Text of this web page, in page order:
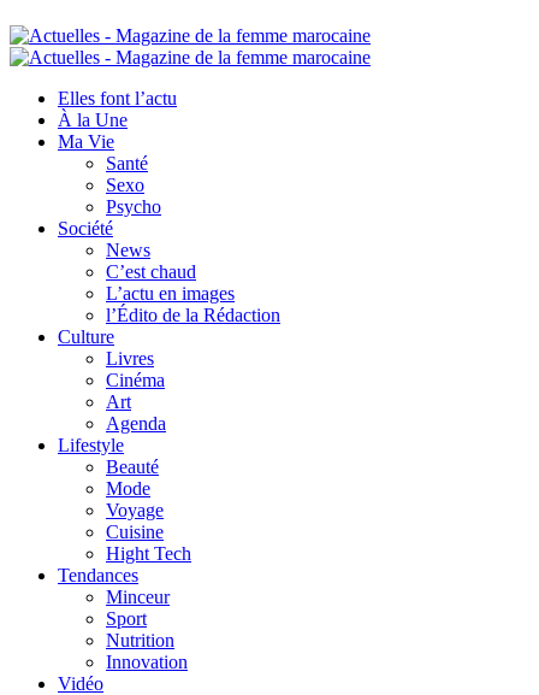
Elles font l’actu
À la Une
Ma Vie
Santé
Sexo
Psycho
Société
News
C’est chaud
L’actu en images
l’Édito de la Rédaction
Culture
Livres
Cinéma
Art
Agenda
Lifestyle
Beauté
Mode
Voyage
Cuisine
Hight Tech
Tendances
Minceur
Sport
Nutrition
Innovation
Vidéo